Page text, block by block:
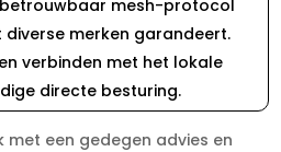
betrouwbaar mesh-protocol
merken garandeert.​
verbinden met het lokale
directe besturing.​
een gedegen advies en